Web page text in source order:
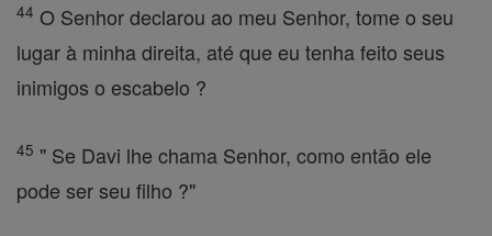
44 O Senhor declarou ao meu Senhor, tome o seu
lugar à minha direita, até que eu tenha feito seus
inimigos o escabelo ?
45 " Se Davi lhe chama Senhor, como então ele
pode ser seu filho ?"